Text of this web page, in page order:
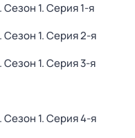
. Сезон 1. Серия 1-я
. Сезон 1. Серия 2-я
. Сезон 1. Серия 3-я
. Сезон 1. Серия 4-я